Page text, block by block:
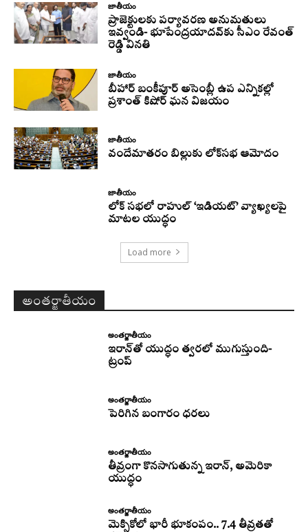
జాతీయం
ప్రాజెక్టులకు పర్యావరణ అనుమతులు
ఇవ్వండి- భూపేంద్రయాదవ్‌కు సీఎం రేవంత్‌
రెడ్డి వినతి
జాతీయం
బీహార్ బంకీపూర్ అసెంబ్లీ ఉప ఎన్నికల్లో
ప్రశాంత్ కిషోర్ ఘన విజయం
జాతీయం
వందేమాతరం బిల్లుకు లోక్‌సభ ఆమోదం
జాతీయం
లోక్ సభలో రాహుల్ ‘ఇడియట్’ వ్యాఖ్యలపై
మాటల యుద్ధం
Load more
అంతర్జాతీయం
అంతర్జాతీయం
ఇరాన్‌తో యుద్ధం త్వరలో ముగుస్తుంది-
ట్రంప్‌
అంతర్జాతీయం
పెరిగిన బంగారం ధరలు
అంతర్జాతీయం
తీవ్రంగా కొనసాగుతున్న ఇరాన్‌, అమెరికా
యుద్ధం
అంతర్జాతీయం
మెక్సికోలో భారీ భూకంపం.. 7.4 తీవ్రతతో